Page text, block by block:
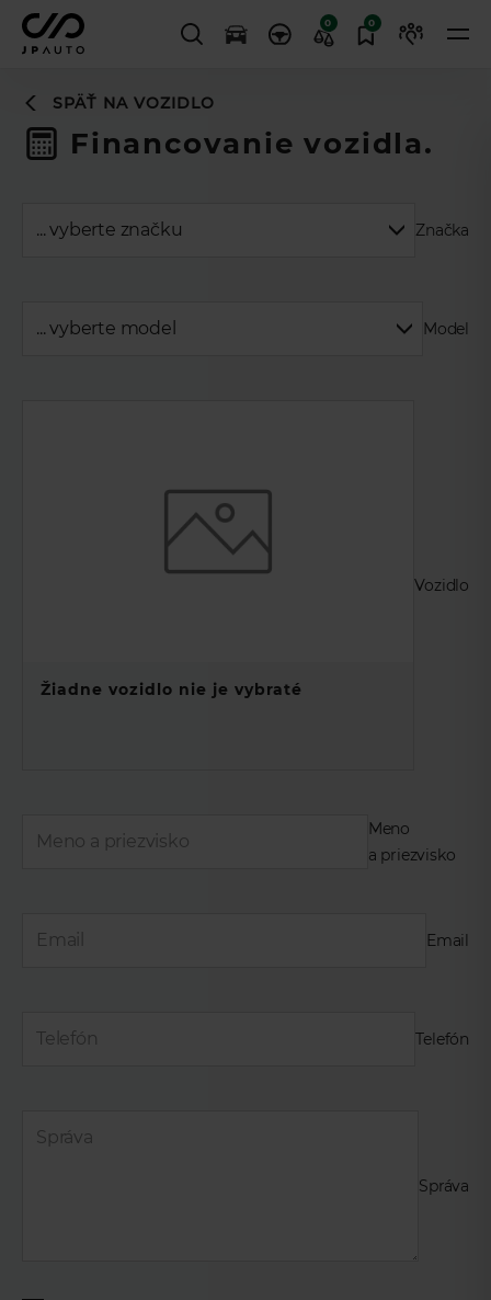
0 0
SPÄŤ NA VOZIDLO
Financovanie vozidla.
Značka
Model
Žiadne vozidlo nie je vybraté
Vozidlo
Meno
a priezvisko
Email
Telefón
Správa